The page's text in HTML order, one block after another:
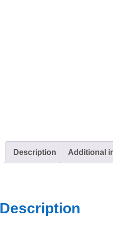
Description Additional
Description